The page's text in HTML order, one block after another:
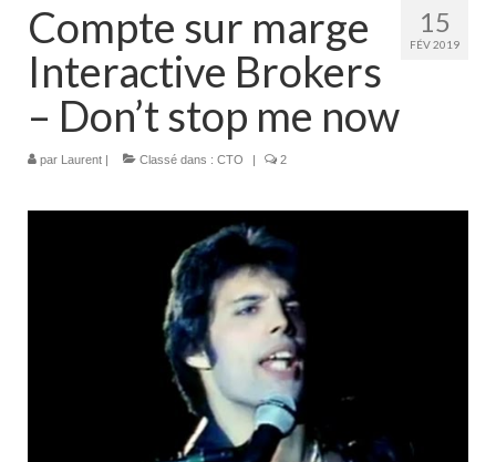
15
FÉV 2019
Compte sur marge
Interactive Brokers
– Don’t stop me now
par Laurent | Classé dans : CTO | 2